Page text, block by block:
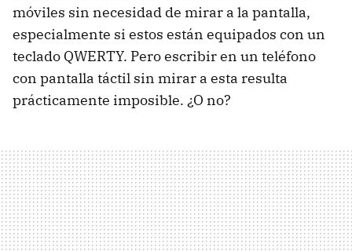
móviles sin necesidad de mirar a la pantalla,
especialmente si estos están equipados con un
teclado QWERTY. Pero escribir en un teléfono
con pantalla táctil sin mirar a esta resulta
prácticamente imposible. ¿O no?